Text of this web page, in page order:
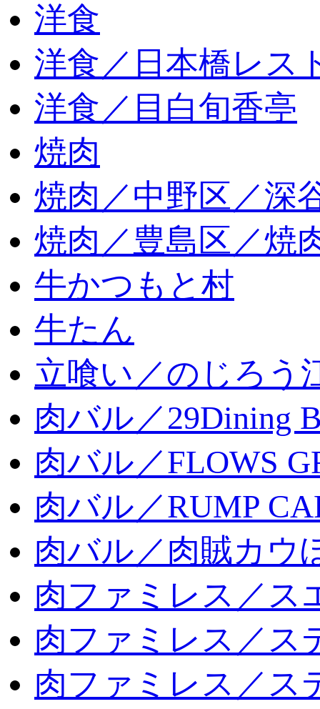
洋食
洋食／日本橋レス
洋食／目白旬香亭
焼肉
焼肉／中野区／深
焼肉／豊島区／焼
牛かつもと村
牛たん
立喰い／のじろう
肉バル／29Dining
肉バル／FLOWS
肉バル／RUMP
肉バル／肉賊カウ
肉ファミレス／ス
肉ファミレス／ス
肉ファミレス／ス